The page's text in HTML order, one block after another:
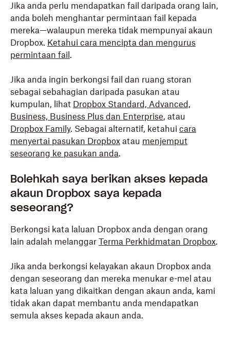
Jika anda perlu mendapatkan fail daripada orang lain,
anda boleh menghantar permintaan fail kepada
mereka—walaupun mereka tidak mempunyai akaun
Dropbox. Ketahui cara mencipta dan mengurus
permintaan fail .
Jika anda ingin berkongsi fail dan ruang storan
sebagai sebahagian daripada pasukan atau
kumpulan, lihat Dropbox Standard, Advanced,
Business, Business Plus dan Enterprise, atau
Dropbox Family. Sebagai alternatif, ketahui cara
menyertai pasukan Dropbox atau menjemput
seseorang ke pasukan anda.
Bolehkah saya berikan akses kepada
akaun Dropbox saya kepada
seseorang?
Berkongsi kata laluan Dropbox anda dengan orang
lain adalah melanggar Terma Perkhidmatan Dropbox.
Jika anda berkongsi kelayakan akaun Dropbox anda
dengan seseorang dan mereka menukar e-mel atau
kata laluan yang dikaitkan dengan akaun anda, kami
tidak akan dapat membantu anda mendapatkan
semula akses kepada akaun anda.